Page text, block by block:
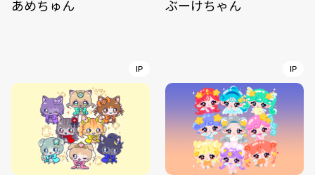
あめちゅん ぶーけちゃん
IP IP